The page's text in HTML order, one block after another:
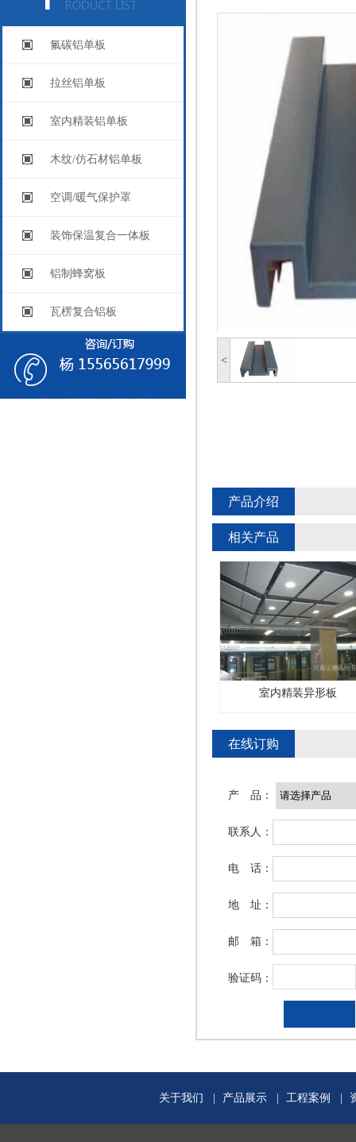
氟碳铝单板
拉丝铝单板
室内精装铝单板
木纹/仿石材铝单板
空调/暖气保护罩
装饰保温复合一体板
铝制蜂窝板
瓦楞复合铝板
<
产品介绍
相关产品
室内精装异形板
室内精装异形板
在线订购
产 品：
联系人：
电 话：
地 址：
邮 箱：
验证码：
关于我们 产品展示 工程案例